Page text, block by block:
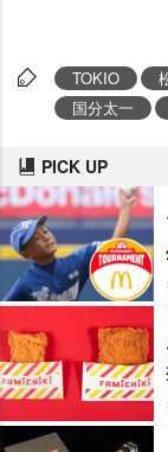
TOKIO
国分太一
PICK UP